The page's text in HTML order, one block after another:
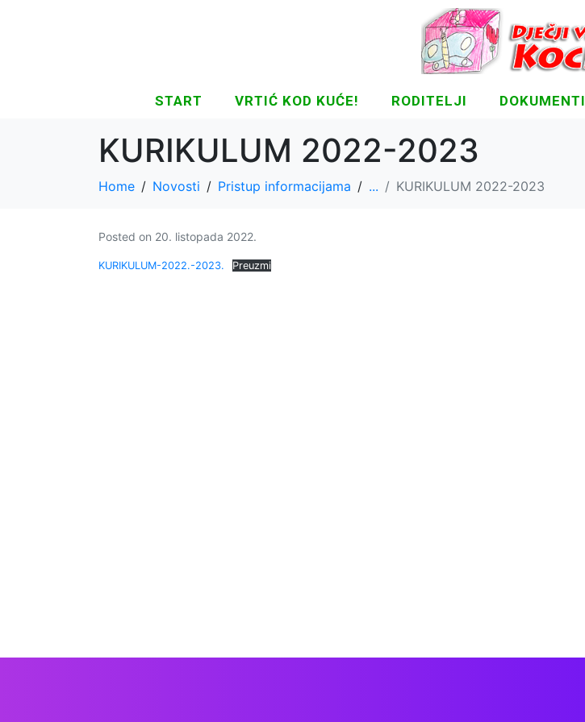
START VRTIĆ KOD KUĆE! RODITELJI DOKUMENTI
KURIKULUM 2022-2023
Home Novosti Pristup informacijama ... KURIKULUM 2022-2023
Posted on 20. listopada 2022.
KURIKULUM-2022.-2023. Preuzmi